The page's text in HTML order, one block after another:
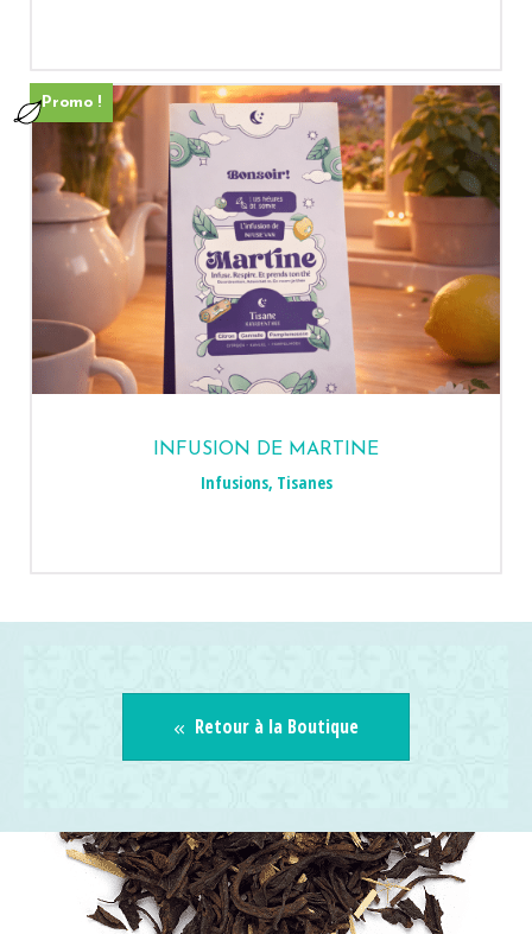
Promo !
INFUSION DE MARTINE
Infusions, Tisanes
Retour à la Boutique